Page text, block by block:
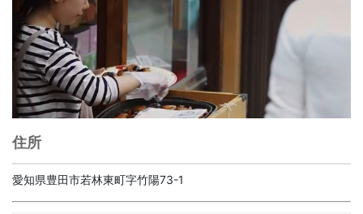
住所
愛知県豊田市若林東町字竹陽73-1